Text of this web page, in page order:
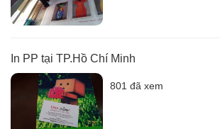
In PP tại TP.Hồ Chí Minh
801 đã xem